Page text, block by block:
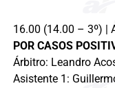
16.00 (14.00 – 3º) |
POR CASOS
Árbitro: Leandro
Asistente 1: